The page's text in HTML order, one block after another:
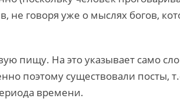
говоря уже о мыслях богов,
пищу. На это указывает само
поэтому существовали посты,
времени.